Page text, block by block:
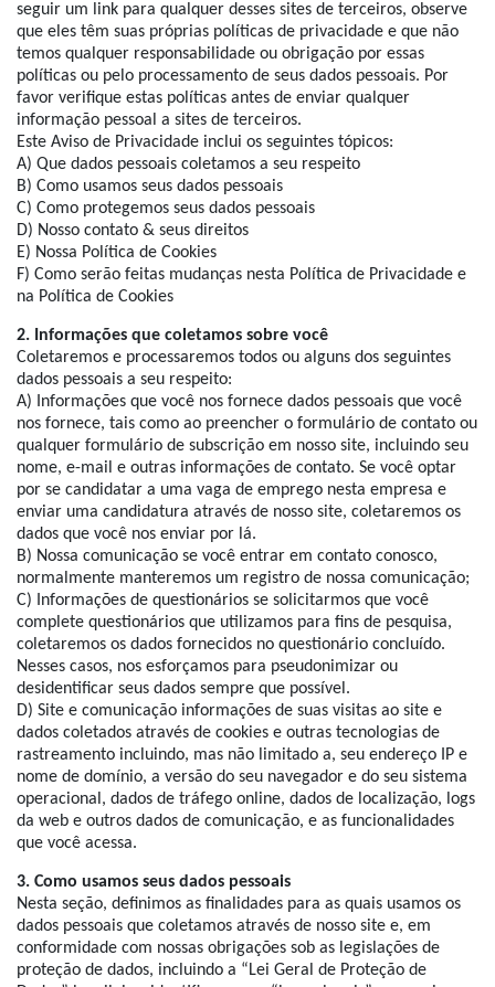
seguir um link para qualquer desses sites de terceiros, observe
que eles têm suas próprias políticas de privacidade e que não
temos qualquer responsabilidade ou obrigação por essas
políticas ou pelo processamento de seus dados pessoais. Por
favor verifique estas políticas antes de enviar qualquer
informação pessoal a sites de terceiros.
Este Aviso de Privacidade inclui os seguintes tópicos:
A) Que dados pessoais coletamos a seu respeito
B) Como usamos seus dados pessoais
C) Como protegemos seus dados pessoais
D) Nosso contato & seus direitos
E) Nossa Política de Cookies
F) Como serão feitas mudanças nesta Política de Privacidade e
na Política de Cookies
2. Informações que coletamos sobre você
Coletaremos e processaremos todos ou alguns dos seguintes
dados pessoais a seu respeito:
A) Informações que você nos fornece dados pessoais que você
nos fornece, tais como ao preencher o formulário de contato ou
qualquer formulário de subscrição em nosso site, incluindo seu
nome, e-mail e outras informações de contato. Se você optar
por se candidatar a uma vaga de emprego nesta empresa e
enviar uma candidatura através de nosso site, coletaremos os
dados que você nos enviar por lá.
B) Nossa comunicação se você entrar em contato conosco,
normalmente manteremos um registro de nossa comunicação;
C) Informações de questionários se solicitarmos que você
complete questionários que utilizamos para fins de pesquisa,
coletaremos os dados fornecidos no questionário concluído.
Nesses casos, nos esforçamos para pseudonimizar ou
desidentificar seus dados sempre que possível.
D) Site e comunicação informações de suas visitas ao site e
dados coletados através de cookies e outras tecnologias de
rastreamento incluindo, mas não limitado a, seu endereço IP e
nome de domínio, a versão do seu navegador e do seu sistema
operacional, dados de tráfego online, dados de localização, logs
da web e outros dados de comunicação, e as funcionalidades
que você acessa.
3. Como usamos seus dados pessoais
Nesta seção, definimos as finalidades para as quais usamos os
dados pessoais que coletamos através de nosso site e, em
conformidade com nossas obrigações sob as legislações de
proteção de dados, incluindo a “Lei Geral de Proteção de